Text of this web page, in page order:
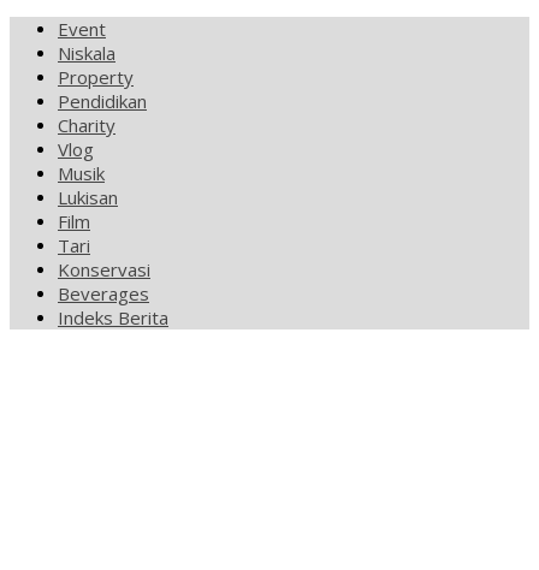
Event
Niskala
Property
Pendidikan
Charity
Vlog
Musik
Lukisan
Film
Tari
Konservasi
Beverages
Indeks Berita